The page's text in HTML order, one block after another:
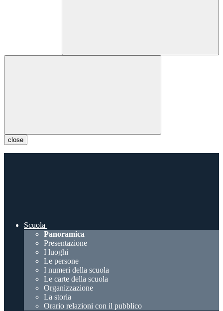
close
Scuola
Panoramica
Presentazione
I luoghi
Le persone
I numeri della scuola
Le carte della scuola
Organizzazione
La storia
Orario relazioni con il pubblico